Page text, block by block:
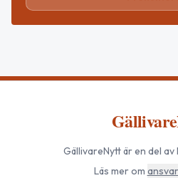
GällivareNyttär en del av
Läs mer om